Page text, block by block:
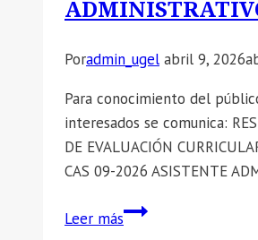
Poradmin_ugel abril 9, 2026
Para conocimiento del
interesados se comunica:
DE EVALUACIÓN
CAS 09-2026 ASISTENTE
Leer más📣